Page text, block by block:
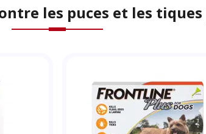
les puces et les